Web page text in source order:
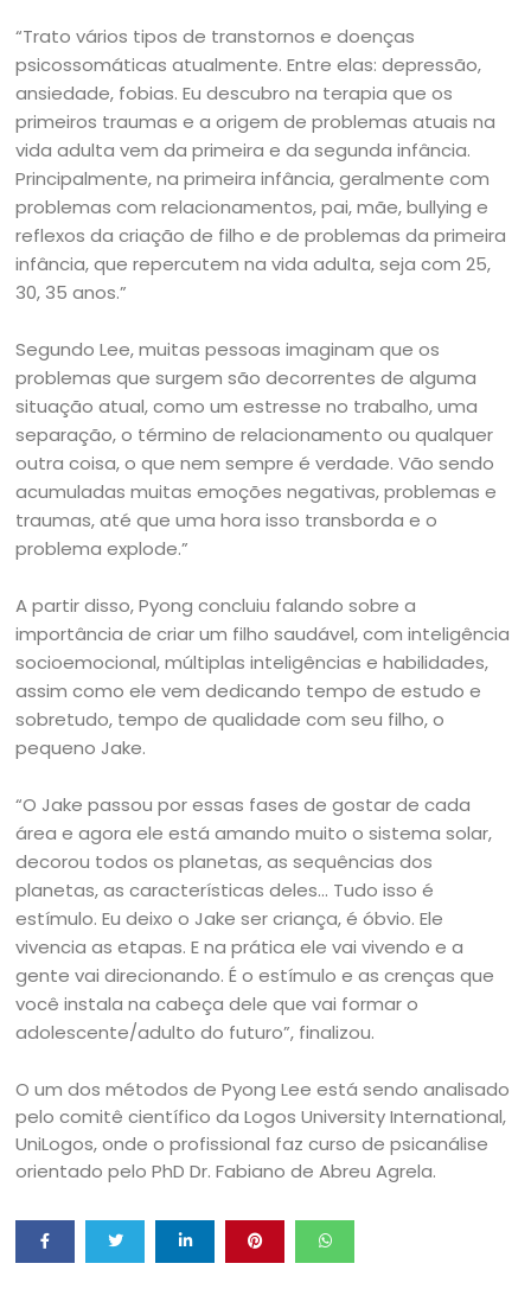
“Trato vários tipos de transtornos e doenças
psicossomáticas atualmente. Entre elas: depressão,
ansiedade, fobias. Eu descubro na terapia que os
primeiros traumas e a origem de problemas atuais na
vida adulta vem da primeira e da segunda infância.
Principalmente, na primeira infância, geralmente com
problemas com relacionamentos, pai, mãe, bullying e
reflexos da criação de filho e de problemas da primeira
infância, que repercutem na vida adulta, seja com 25,
30, 35 anos.”
Segundo Lee, muitas pessoas imaginam que os
problemas que surgem são decorrentes de alguma
situação atual, como um estresse no trabalho, uma
separação, o término de relacionamento ou qualquer
outra coisa, o que nem sempre é verdade. Vão sendo
acumuladas muitas emoções negativas, problemas e
traumas, até que uma hora isso transborda e o
problema explode.”
A partir disso, Pyong concluiu falando sobre a
importância de criar um filho saudável, com inteligência
socioemocional, múltiplas inteligências e habilidades,
assim como ele vem dedicando tempo de estudo e
sobretudo, tempo de qualidade com seu filho, o
pequeno Jake.
“O Jake passou por essas fases de gostar de cada
área e agora ele está amando muito o sistema solar,
decorou todos os planetas, as sequências dos
planetas, as características deles… Tudo isso é
estímulo. Eu deixo o Jake ser criança, é óbvio. Ele
vivencia as etapas. E na prática ele vai vivendo e a
gente vai direcionando. É o estímulo e as crenças que
você instala na cabeça dele que vai formar o
adolescente/adulto do futuro”, finalizou.
O um dos métodos de Pyong Lee está sendo analisado
pelo comitê científico da Logos University International,
UniLogos, onde o profissional faz curso de psicanálise
orientado pelo PhD Dr. Fabiano de Abreu Agrela.